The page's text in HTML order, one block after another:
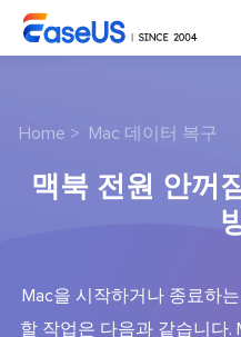
Home > Mac 데이터 복구
맥북 전원 안꺼
Mac을 시작하거나 종료하
할 작업은 다음과 같습니다.